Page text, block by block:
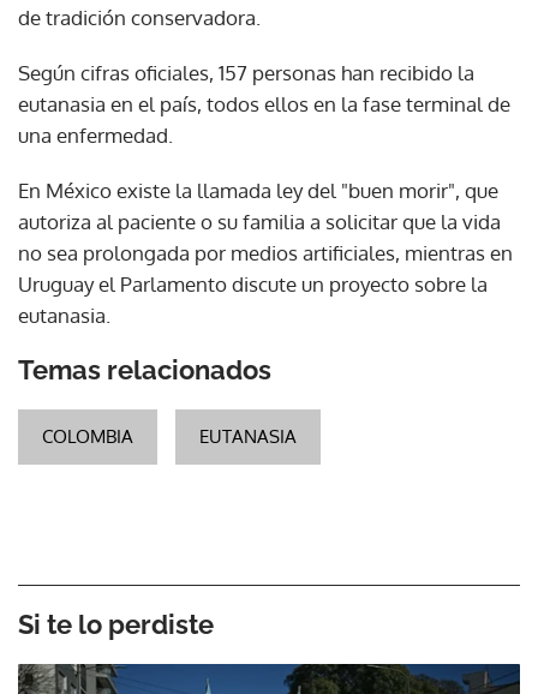
de tradición conservadora.
Según cifras oficiales, 157 personas han recibido la
eutanasia en el país, todos ellos en la fase terminal de
una enfermedad.
En México existe la llamada ley del "buen morir", que
autoriza al paciente o su familia a solicitar que la vida
no sea prolongada por medios artificiales, mientras en
Uruguay el Parlamento discute un proyecto sobre la
eutanasia.
Temas relacionados
COLOMBIA EUTANASIA
Si te lo perdiste